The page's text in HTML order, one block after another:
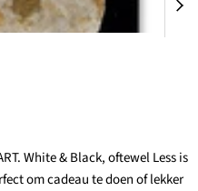
White & Black, oftewel Less is
om cadeau te doen of lekker